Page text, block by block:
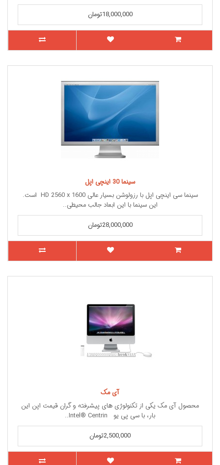
18,000,000تومان
سینما 30 اینچی اپل
سینما سی اینچی اپل با رزولوشن بسیار عالی HD 2560 x 1600 است.
این سینما با این ابعاد جالب محیطی..
28,000,000تومان
آی مک
محصول آی مک یکی از تکنولوژی های پیشرفته و گران قیمت اپن این
بار، با سی پی یو Intel® Centrin..
2,500,000تومان